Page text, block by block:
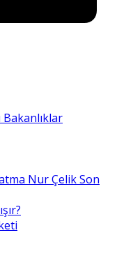
Bakanlıklar
Nur Çelik Son